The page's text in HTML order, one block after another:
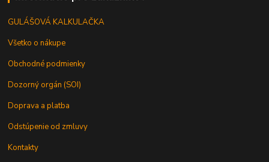
GULÁŠOVÁ KALKULAČKA
Všetko o nákupe
Obchodné podmienky
Dozorný orgán (SOI)
Doprava a platba
Odstúpenie od zmluvy
Kontakty